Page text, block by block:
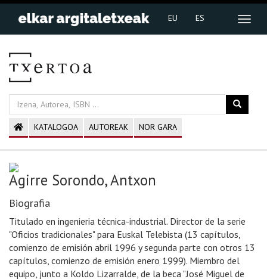
EU ES
KATALOGOA AUTOREAK NOR GARA
Agirre Sorondo, Antxon
Biografia
Titulado en ingenieria técnica-industrial. Director de la serie
"Oficios tradicionales" para Euskal Telebista (13 capítulos,
comienzo de emisión abril 1996 y segunda parte con otros 13
capítulos, comienzo de emisión enero 1999). Miembro del
equipo, junto a Koldo Lizarralde, de la beca "José Miguel de